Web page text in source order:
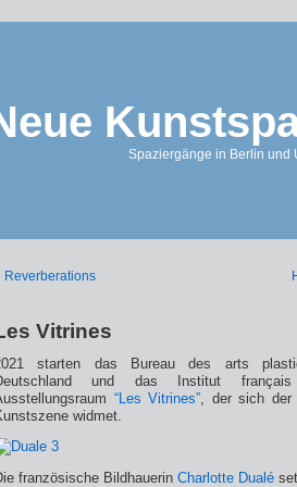
Spaziergänge in Berlin und
Reverberations
Vitrines
starten das Bureau des arts
und das Institut
“Les Vitrines” , der sich der
widmet.
französische Bildhauerin Charlotte Dualé